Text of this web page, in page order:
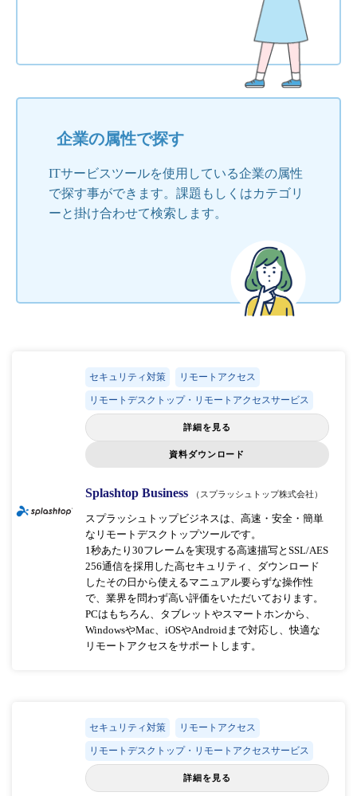
企業の属性で探す
ITサービスツールを使用している企業の属性
で探す事ができます。課題もしくはカテゴリ
ーと掛け合わせて検索します。
セキュリティ対策 リモートアクセス
リモートデスクトップ・リモートアクセスサービス
詳細を見る
資料ダウンロード
Splashtop Business （スプラッシュトップ株式会社）
スプラッシュトップビジネスは、高速・安全・簡単
なリモートデスクトップツールです。
1秒あたり30フレームを実現する高速描写とSSL/AES
256通信を採用した高セキュリティ、ダウンロード
したその日から使えるマニュアル要らずな操作性
で、業界を問わず高い評価をいただいております。
PCはもちろん、タブレットやスマートホンから、
WindowsやMac、iOSやAndroidまで対応し、快適な
リモートアクセスをサポートします。
セキュリティ対策 リモートアクセス
リモートデスクトップ・リモートアクセスサービス
詳細を見る